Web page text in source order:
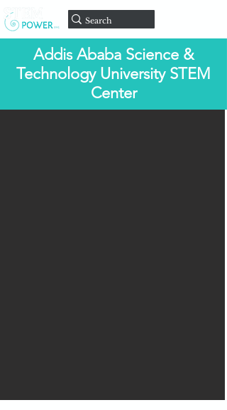
Addis Ababa Science &
Technology University STEM
Center